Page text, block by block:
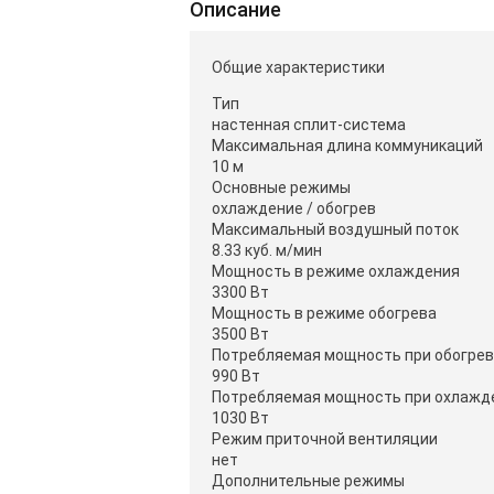
Описание
Общие характеристики
Тип
настенная сплит-система
Максимальная длина коммуникаций
10 м
Основные режимы
охлаждение / обогрев
Максимальный воздушный поток
8.33 куб. м/мин
Мощность в режиме охлаждения
3300 Вт
Мощность в режиме обогрева
3500 Вт
Потребляемая мощность при
990 Вт
Потребляемая мощность при
1030 Вт
Режим приточной вентиляции
нет
Дополнительные режимы